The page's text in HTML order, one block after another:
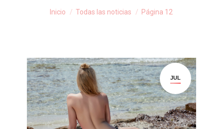
Estás aquí:
Inicio Todas las noticias Página 12
JUL